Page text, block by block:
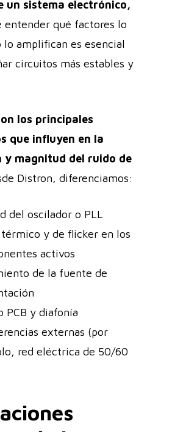
un sistema electrónico,
entender qué factores lo
lo amplifican es esencial
circuitos más estables y
los principales
que influyen en la
y magnitud del ruido de
Distron, diferenciamos:
del oscilador o PLL
térmico y de flicker en los
activos
de la fuente de
PCB y diafonía
externas (por
red eléctrica de 50/60